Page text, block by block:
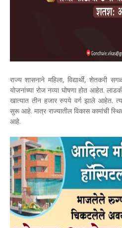
राज्य शासनाने महिला, विद्यार्थी, शेतकरी
योजनांच्या रोज नव्या घोषणा होत आहेत. लाडकी
खात्यात तीन हजार रुपये वर्ग झाले आहेत.
सुरू आहे. मात्र राज्यातील विकास कामांची
आहे.